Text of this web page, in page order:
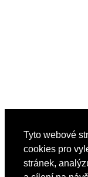
Tyto webové
cookies pro
stránek,